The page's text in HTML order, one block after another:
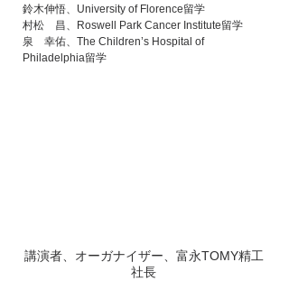
鈴木伸悟、University of Florence留学
村松　昌、Roswell Park Cancer Institute留学
泉　幸佑、The Children’s Hospital of
Philadelphia留学
講演者、オーガナイザー、富永TOMY精工
社長